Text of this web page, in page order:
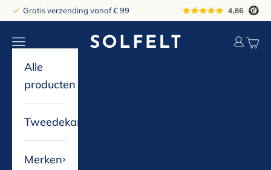
Naar inhoudGratis verzending vanaf € 99
solfelt
Navigatiemenu openen
Alle
producten
Tweedekans
Merken